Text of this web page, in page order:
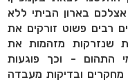
בארון הביתי ללא
רבים פשוט זורקים את
שנזרקות מזהמות את
התהום - וכך פוגעות
ובדיקות מעבדה